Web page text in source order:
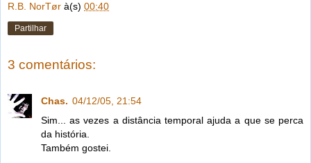
R.B. NorTør à(s) 00:40
Partilhar
3 comentários:
Chas. 04/12/05, 21:54
Sim... as vezes a distância temporal ajuda a que se perca
da história.
Também gostei.